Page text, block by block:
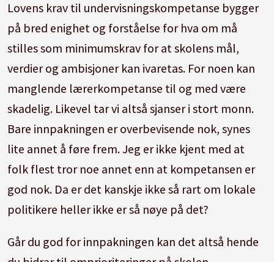
Lovens krav til undervisningskompetanse bygger
på bred enighet og forståelse for hva om må
stilles som minimumskrav for at skolens mål,
verdier og ambisjoner kan ivaretas. For noen kan
manglende lærerkompetanse til og med være
skadelig. Likevel tar vi altså sjanser i stort monn.
Bare innpakningen er overbevisende nok, synes
lite annet å føre frem. Jeg er ikke kjent med at
folk flest tror noe annet enn at kompetansen er
god nok. Da er det kanskje ikke så rart om lokale
politikere heller ikke er så nøye på det?
Går du god for innpakningen kan det altså hende